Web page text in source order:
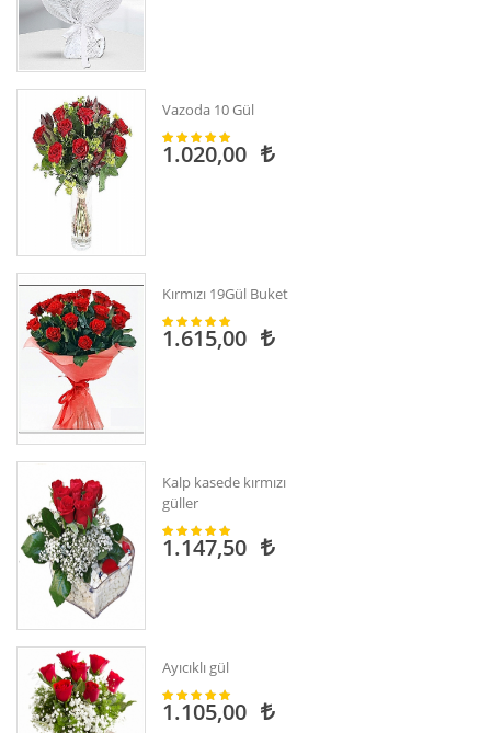
Vazoda 10 Gül
1.020,00
Kırmızı 19Gül Buket
1.615,00
Kalp kasede kırmızı
güller
1.147,50
Ayıcıklı gül
1.105,00